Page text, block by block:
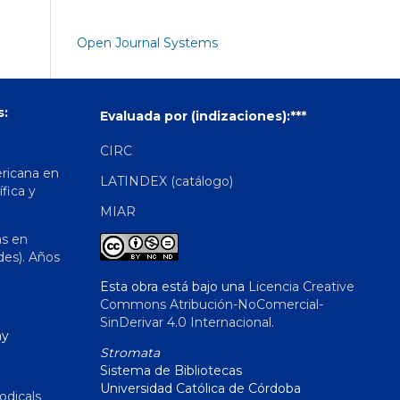
Open Journal Systems
en
y
en
Años
Evaluada por (indizaciones):***
CIRC
LATINDEX (catálogo)
MIAR
Esta obra está bajo una Licencia Creative
Commons Atribución-NoComercial-
SinDerivar 4.0 Internacional.
Stromata
Sistema de Bibliotecas
Universidad Católica de Córdoba